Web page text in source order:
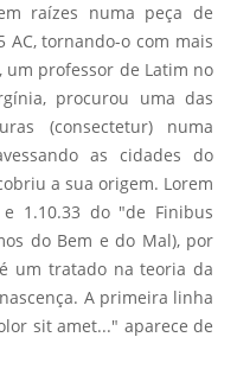
raízes numa peça de
AC, tornando-o com mais
um professor de Latim no
procurou uma das
(consectetur) numa
as cidades do
a sua origem. Lorem
1.10.33 do "de Finibus
do Bem e do Mal), por
um tratado na teoria da
A primeira linha
sit amet..." aparece de